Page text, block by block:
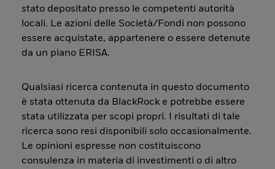
stato depositato presso le competenti autorità
locali. Le azioni delle Società/Fondi non possono
essere acquistate, appartenere o essere detenute
da un piano ERISA.
Qualsiasi ricerca contenuta in questo documento
è stata ottenuta da BlackRock e potrebbe essere
stata utilizzata per scopi propri. I risultati di tale
ricerca sono resi disponibili solo occasionalmente.
Le opinioni espresse non costituiscono
consulenza in materia di investimenti o di altro